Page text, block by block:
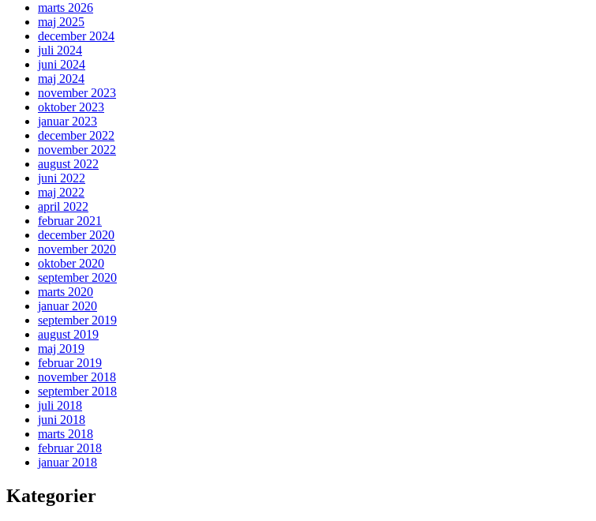
marts 2026
maj 2025
december 2024
juli 2024
juni 2024
maj 2024
november 2023
oktober 2023
januar 2023
december 2022
november 2022
august 2022
juni 2022
maj 2022
april 2022
februar 2021
december 2020
november 2020
oktober 2020
september 2020
marts 2020
januar 2020
september 2019
august 2019
maj 2019
februar 2019
november 2018
september 2018
juli 2018
juni 2018
marts 2018
februar 2018
januar 2018
Kategorier